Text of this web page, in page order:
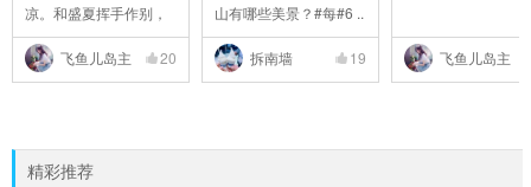
凉。和盛夏挥手作别，
..
飞鱼儿岛主
20
山有哪些美景？#每#6 ..
拆南墙 19 飞鱼儿岛主
精彩推荐